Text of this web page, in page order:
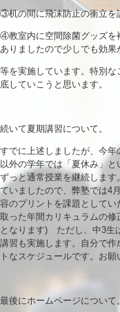
③机の間に飛沫防止の衝立を
④教室内に空間除菌グッズを
ありましたので少しでも効
等を実施しています。特別
底していこうと思います。
続いて夏期講習について。
すでに上述しましたが、今
以外の学年では「夏休み」
ずっと通常授業を継続しま
ていましたので、弊塾では4
容のプリントを課題として
取った年間カリキュラムの
となります) ただし、中3生
講習も実施します。自分で
トなスケジュールです。お
最後にホームページについて